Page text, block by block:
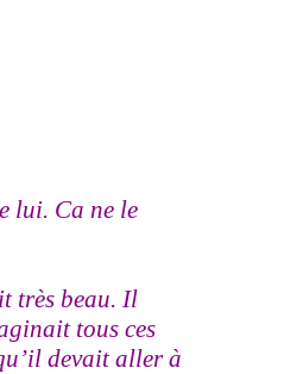
lui. Ca ne le
très beau. Il
tous ces
devait aller à